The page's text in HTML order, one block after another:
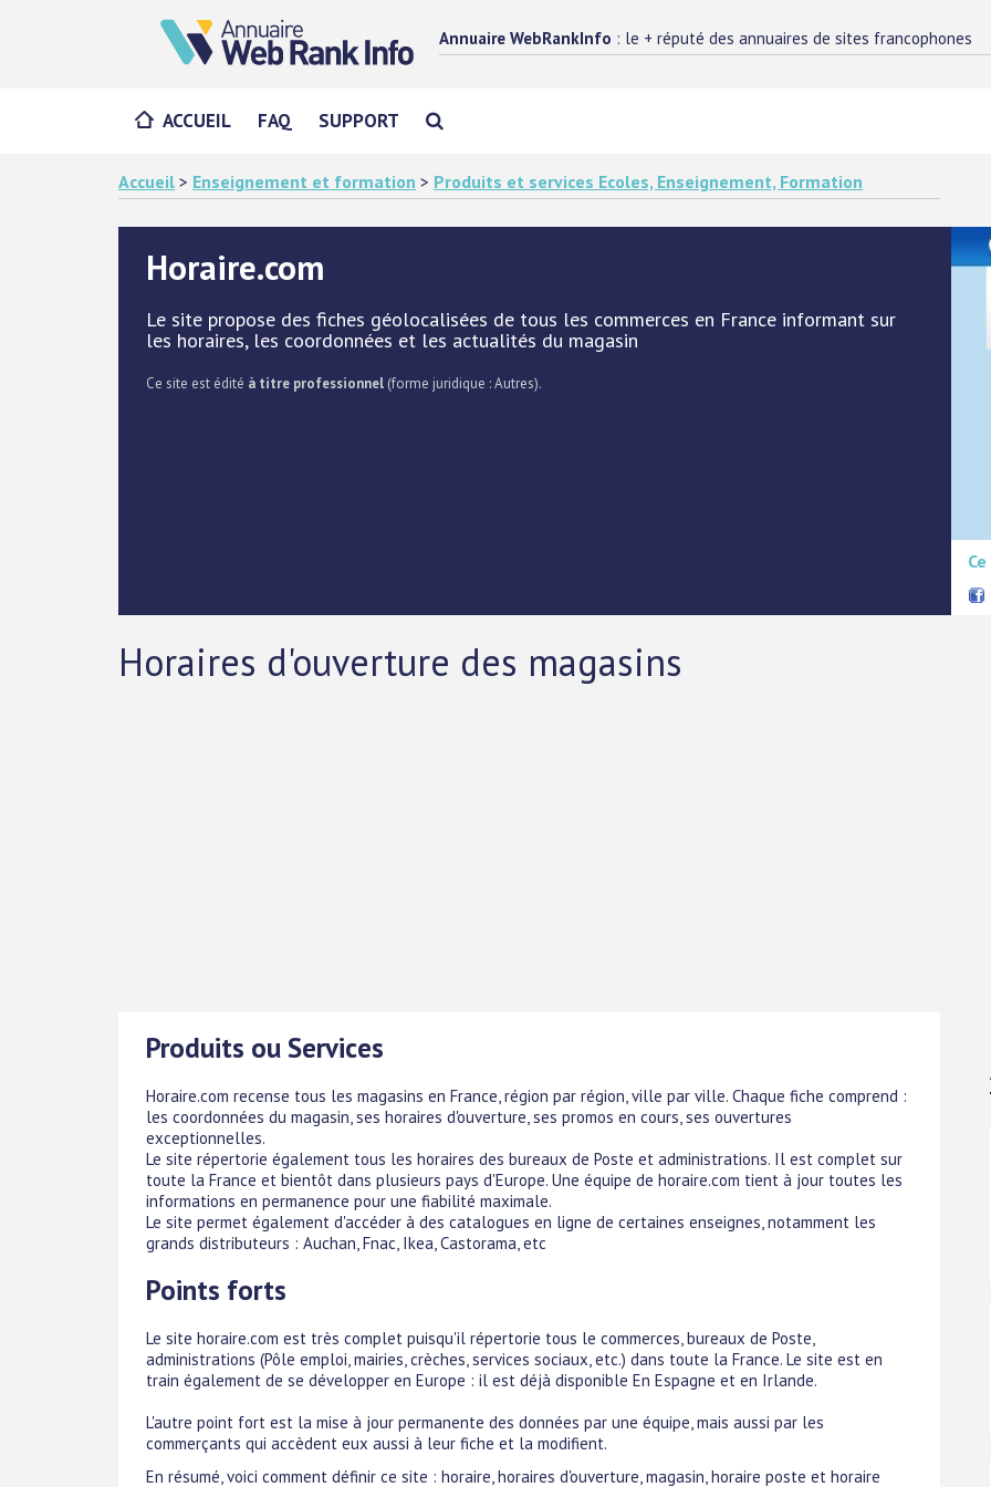
Annuaire WebRankInfo : le + réputé des annuaires de sites francophones
ACCUEIL FAQ SUPPORT
Accueil > Enseignement et formation > Produits et services Ecoles, Enseignement, Formation
Horaire.com
Le site propose des fiches géolocalisées de tous les commerces en France informant sur
les horaires, les coordonnées et les actualités du magasin
Ce site est édité à titre professionnel (forme juridique : Autres).
Horaires d'ouverture des magasins
Produits ou Services
Horaire.com recense tous les magasins en France, région par région, ville par ville. Chaque fiche comprend :
les coordonnées du magasin, ses horaires d'ouverture, ses promos en cours, ses ouvertures
exceptionnelles.
Le site répertorie également tous les horaires des bureaux de Poste et administrations. Il est complet sur
toute la France et bientôt dans plusieurs pays d'Europe. Une équipe de horaire.com tient à jour toutes les
informations en permanence pour une fiabilité maximale.
Le site permet également d'accéder à des catalogues en ligne de certaines enseignes, notamment les
grands distributeurs : Auchan, Fnac, Ikea, Castorama, etc
Points forts
Le site horaire.com est très complet puisqu'il répertorie tous le commerces, bureaux de Poste,
administrations (Pôle emploi, mairies, crèches, services sociaux, etc.) dans toute la France. Le site est en
train également de se développer en Europe : il est déjà disponible En Espagne et en Irlande.
L'autre point fort est la mise à jour permanente des données par une équipe, mais aussi par les
commerçants qui accèdent eux aussi à leur fiche et la modifient.
En résumé, voici comment définir ce site : horaire, horaires d'ouverture, magasin, horaire poste et horaire